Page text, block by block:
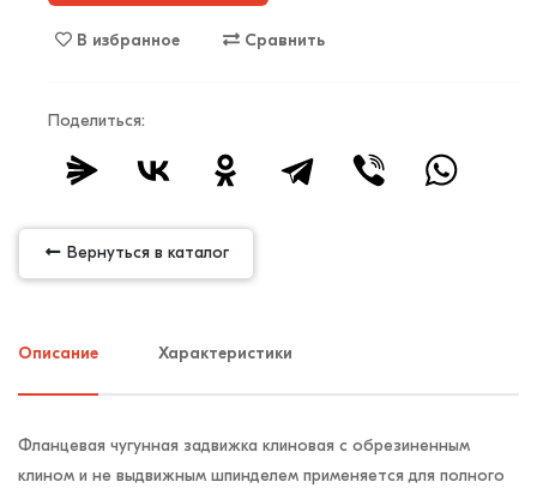
В избранное Сравнить
Поделиться:
Вернуться в каталог
Описание Характеристики
Фланцевая чугунная задвижка клиновая с обрезиненным
клином и не выдвижным шпинделем применяется для полного